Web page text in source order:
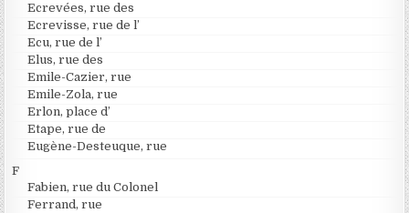
Ecrevées, rue des
Ecrevisse, rue de l’
Ecu, rue de l’
Elus, rue des
Emile-Cazier, rue
Emile-Zola, rue
Erlon, place d’
Etape, rue de
Eugène-Desteuque, rue
F
Fabien, rue du Colonel
Ferrand, rue